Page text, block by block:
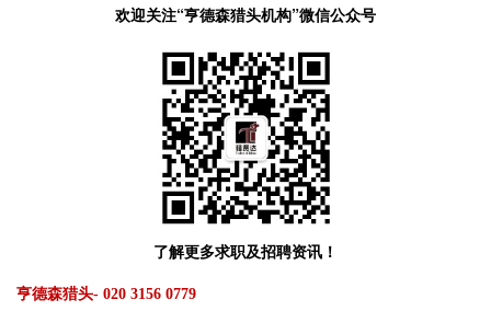
欢迎关注“亨德森猎头机构”微信公众号
了解更多求职及招聘资讯！
亨德森猎头- 020 3156 0779